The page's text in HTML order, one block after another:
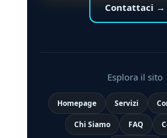
Contattaci →
Esplora il sito
Homepage Servizi
Chi Siamo FAQ